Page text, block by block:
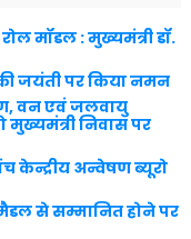
मॉडल : मुख्यमंत्री डॉ.
की जयंती पर किया नमन
वन एवं जलवायु
मुख्यमंत्री निवास पर
केन्द्रीय अन्वेषण ब्यूरो
मैडल से सम्मानित होने पर